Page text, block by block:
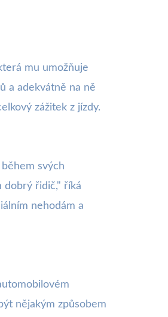
mu umožňuje
a adekvátně na ně
zážitek z jízdy.
svých
dobrý řidič," říká
nehodám a
nějakým způsobem